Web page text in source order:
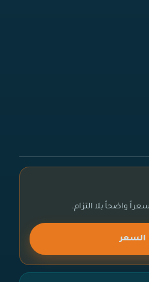
واضحاً بلا التزام.
السعر